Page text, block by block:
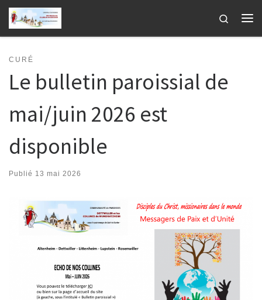
Passer au contenu
Search
CURÉ
Le bulletin paroissial de
mai/juin 2026 est
disponible
Publié 13 mai 2026